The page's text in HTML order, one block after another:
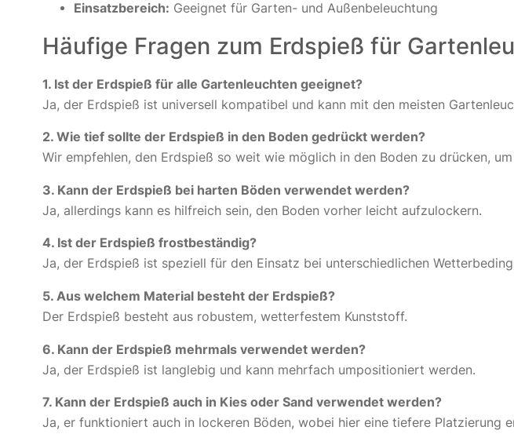
Einsatzbereich: Geeignet für Garten- und Außenbeleuchtung
Häufige Fragen zum Erdspieß für
1. Ist der Erdspieß für alle Gartenleuchten geeignet?
Ja, der Erdspieß ist universell kompatibel und kann mit den meisten
2. Wie tief sollte der Erdspieß in den Boden gedrückt werden?
Wir empfehlen, den Erdspieß so weit wie möglich in den Boden zu drücken,
3. Kann der Erdspieß bei harten Böden verwendet werden?
Ja, allerdings kann es hilfreich sein, den Boden vorher leicht aufzulockern.
4. Ist der Erdspieß frostbeständig?
Ja, der Erdspieß ist speziell für den Einsatz bei unterschiedlichen
5. Aus welchem Material besteht der Erdspieß?
Der Erdspieß besteht aus robustem, wetterfestem Kunststoff.
6. Kann der Erdspieß mehrmals verwendet werden?
Ja, der Erdspieß ist langlebig und kann mehrfach umpositioniert werden.
7. Kann der Erdspieß auch in Kies oder Sand verwendet werden?
Ja, er funktioniert auch in lockeren Böden, wobei hier eine tiefere Platzierung